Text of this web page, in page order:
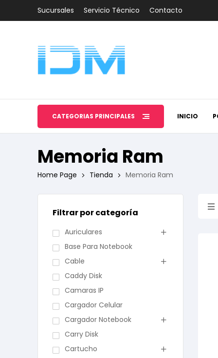
Sucursales Servicio Técnico Contacto
CATEGORÍAS PRINCIPALES INICIO
Memoria Ram
Home Page Tienda Memoria Ram
Filtrar por categoría
Auriculares
Base Para Notebook
Cable
Caddy Disk
Camaras IP
Cargador Celular
Cargador Notebook
Carry Disk
Cartucho